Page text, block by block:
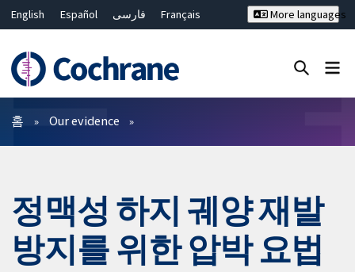
English Español فارسی
Français
Bahasa Malaysia
ไทย
繁體中文
简体中文
More languages
필터
홈 Our evidence
정맥성 하지 궤양 재발
방지를 위한 압박 요법